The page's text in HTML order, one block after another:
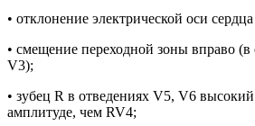
• отклонение электрической оси
• смещение переходной зоны вправо
V3);
• зубец R в отведениях V5, V6
амплитуде, чем RV4;